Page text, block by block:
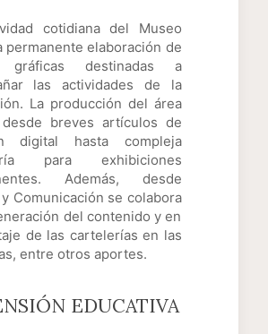
cotidiana del Museo
permanente elaboración de
gráficas destinadas a
las actividades de la
La producción del área
desde breves artículos de
digital hasta compleja
para exhibiciones
Además, desde
Comunicación se colabora
del contenido y en
de las cartelerías en las
entre otros aportes.
EDUCATIVA